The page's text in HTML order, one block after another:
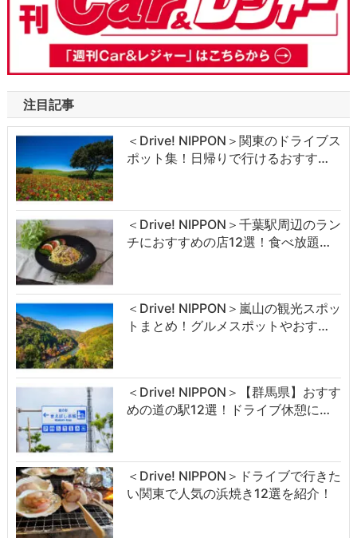
注目記事
＜Drive! NIPPON＞関東のドライブス
ポット集！日帰りで行けるおすす…
＜Drive! NIPPON＞千葉駅周辺のラン
チにおすすめの店12選！食べ放題…
＜Drive! NIPPON＞嵐山の観光スポッ
トまとめ！グルメスポットやおす…
＜Drive! NIPPON＞【群馬県】おすす
めの道の駅12選！ドライブ休憩に…
＜Drive! NIPPON＞ドライブで行きた
い関東で人気の浜焼き12選を紹介！